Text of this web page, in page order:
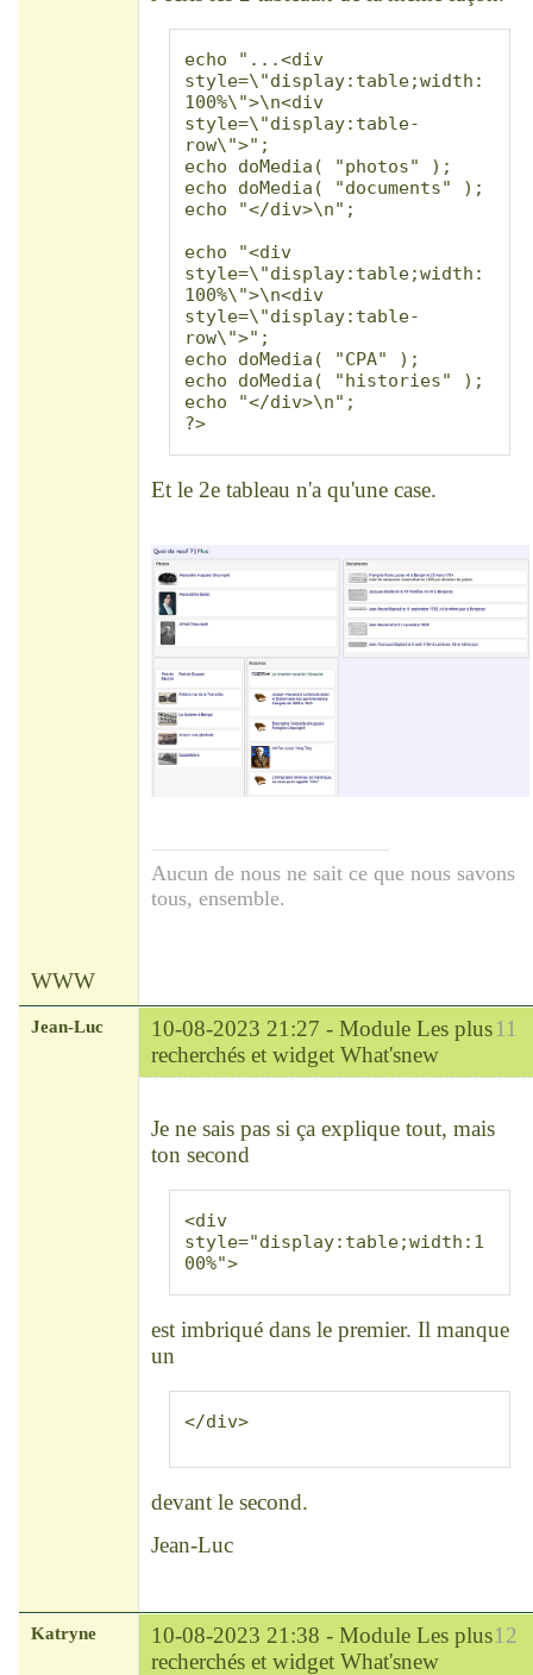
echo "...<div
style=\"display:table;width:
100%\">\n<div
style=\"display:table-
row\">";
echo doMedia( "photos" );
echo doMedia( "documents" );
echo "</div>\n";
echo "<div
style=\"display:table;width:
100%\">\n<div
style=\"display:table-
row\">";
echo doMedia( "CPA" );
echo doMedia( "histories" );
echo "</div>\n";
?>
Et le 2e tableau n'a qu'une case.
Aucun de nous ne sait ce que nous savons
tous, ensemble.
WWW
11
Jean-Luc 10-08-2023 21:27 - Module Les plus
recherchés et widget What'snew
Je ne sais pas si ça explique tout, mais
ton second
<div
style="display:table;width:1
00%">
est imbriqué dans le premier. Il manque
un
</div>
devant le second.
Jean-Luc
12
Katryne 10-08-2023 21:38 - Module Les plus
recherchés et widget What'snew